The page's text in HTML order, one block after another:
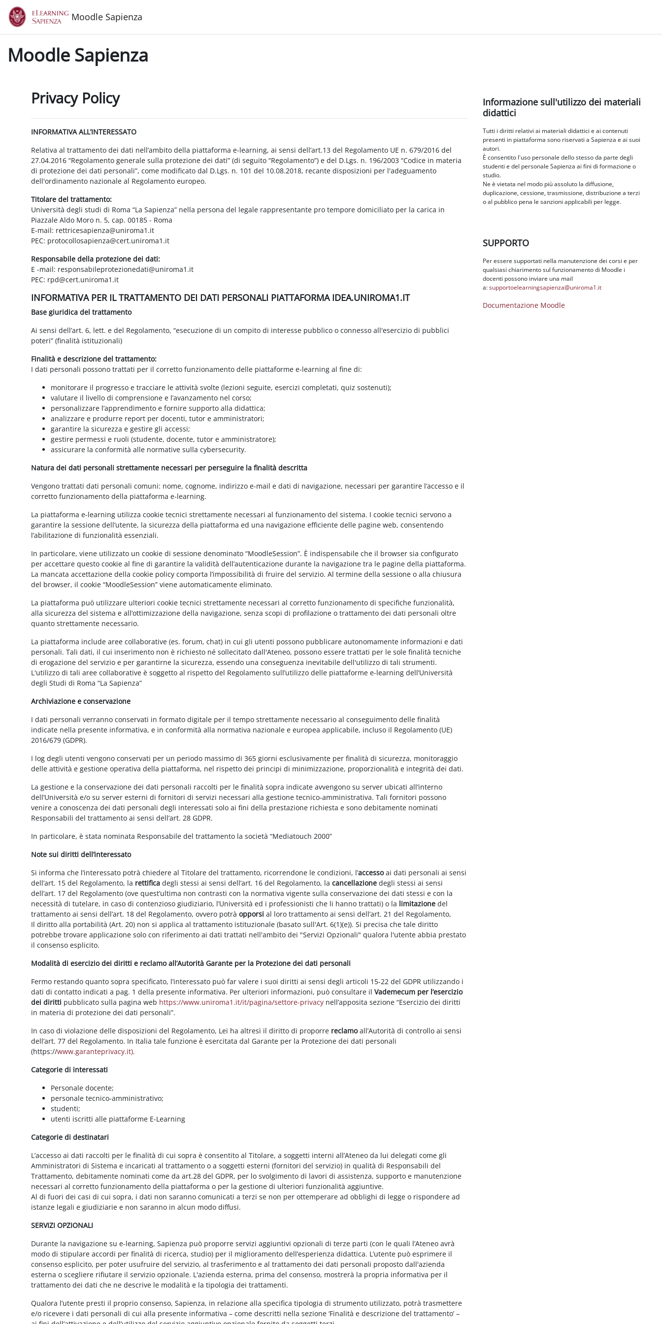
Vai al contenuto principale
Moodle Sapienza
Moodle Sapienza
Privacy Policy
INFORMATIVA ALL’INTERESSATO
Relativa al trattamento dei dati nell’ambito della piattaforma e-learning, ai sensi dell’art.13 del Regolamento UE n. 679/2016 del
27.04.2016 “Regolamento generale sulla protezione dei dati” (di seguito “Regolamento”) e del D.Lgs. n. 196/2003 “Codice in materia
di protezione dei dati personali”, come modificato dal D.Lgs. n. 101 del 10.08.2018, recante disposizioni per l'adeguamento
dell'ordinamento nazionale al Regolamento europeo.
Titolare del trattamento:
Università degli studi di Roma “La Sapienza” nella persona del legale rappresentante pro tempore domiciliato per la carica in
Piazzale Aldo Moro n. 5, cap. 00185 - Roma
E-mail: rettricesapienza@uniroma1.it
PEC: protocollosapienza@cert.uniroma1.it
Responsabile della protezione dei dati:
E -mail: responsabileprotezionedati@uniroma1.it
PEC: rpd@cert.uniroma1.it
INFORMATIVA PER IL TRATTAMENTO DEI DATI PERSONALI PIATTAFORMA IDEA.UNIROMA1.IT
Base giuridica del trattamento
Ai sensi dell’art. 6, lett. e del Regolamento, “esecuzione di un compito di interesse pubblico o connesso all'esercizio di pubblici
poteri” (finalità istituzionali)
Finalità e descrizione del trattamento:
I dati personali possono trattati per il corretto funzionamento delle piattaforme e-learning al fine di:
monitorare il progresso e tracciare le attività svolte (lezioni seguite, esercizi completati, quiz sostenuti);
valutare il livello di comprensione e l’avanzamento nel corso;
personalizzare l’apprendimento e fornire supporto alla didattica;
analizzare e produrre report per docenti, tutor e amministratori;
garantire la sicurezza e gestire gli accessi;
gestire permessi e ruoli (studente, docente, tutor e amministratore);
assicurare la conformità alle normative sulla cybersecurity.
Natura dei dati personali strettamente necessari per perseguire la finalità descritta
Vengono trattati dati personali comuni: nome, cognome, indirizzo e-mail e dati di navigazione, necessari per garantire l’accesso e il
corretto funzionamento della piattaforma e-learning.
La piattaforma e-learning utilizza cookie tecnici strettamente necessari al funzionamento del sistema. I cookie tecnici servono a
garantire la sessione dell’utente, la sicurezza della piattaforma ed una navigazione efficiente delle pagine web, consentendo
l’abilitazione di funzionalità essenziali.
In particolare, viene utilizzato un cookie di sessione denominato “MoodleSession”. È indispensabile che il browser sia configurato
per accettare questo cookie al fine di garantire la validità dell’autenticazione durante la navigazione tra le pagine della piattaforma.
La mancata accettazione della cookie policy comporta l’impossibilità di fruire del servizio. Al termine della sessione o alla chiusura
del browser, il cookie “MoodleSession” viene automaticamente eliminato.
La piattaforma può utilizzare ulteriori cookie tecnici strettamente necessari al corretto funzionamento di specifiche funzionalità,
alla sicurezza del sistema e all’ottimizzazione della navigazione, senza scopi di profilazione o trattamento dei dati personali oltre
quanto strettamente necessario.
La piattaforma include aree collaborative (es. forum, chat) in cui gli utenti possono pubblicare autonomamente informazioni e dati
personali. Tali dati, il cui inserimento non è richiesto né sollecitato dall'Ateneo, possono essere trattati per le sole finalità tecniche
di erogazione del servizio e per garantirne la sicurezza, essendo una conseguenza inevitabile dell'utilizzo di tali strumenti.
L'utilizzo di tali aree collaborative è soggetto al rispetto del Regolamento sull’utilizzo delle piattaforme e-learning dell’Università
degli Studi di Roma “La Sapienza”
Archiviazione e conservazione
I dati personali verranno conservati in formato digitale per il tempo strettamente necessario al conseguimento delle finalità
indicate nella presente informativa, e in conformità alla normativa nazionale e europea applicabile, incluso il Regolamento (UE)
2016/679 (GDPR).
I log degli utenti vengono conservati per un periodo massimo di 365 giorni esclusivamente per finalità di sicurezza, monitoraggio
delle attività e gestione operativa della piattaforma, nel rispetto dei principi di minimizzazione, proporzionalità e integrità dei dati.
La gestione e la conservazione dei dati personali raccolti per le finalità sopra indicate avvengono su server ubicati all’interno
dell’Università e/o su server esterni di fornitori di servizi necessari alla gestione tecnico-amministrativa. Tali fornitori possono
venire a conoscenza dei dati personali degli interessati solo ai fini della prestazione richiesta e sono debitamente nominati
Responsabili del trattamento ai sensi dell’art. 28 GDPR.
In particolare, è stata nominata Responsabile del trattamento la società “Mediatouch 2000”
Note sui diritti dell’interessato
Si informa che l’interessato potrà chiedere al Titolare del trattamento, ricorrendone le condizioni, l’accessoai dati personali ai sensi
dell’art. 15 del Regolamento, la rettificadegli stessi ai sensi dell’art. 16 del Regolamento, lacancellazione degli stessi ai sensi
dell’art. 17 del Regolamento (ove quest’ultima non contrasti con la normativa vigente sulla conservazione dei dati stessi e con la
necessità di tutelare, in caso di contenzioso giudiziario, l’Università ed i professionisti che li hanno trattati) o la limitazione del
trattamento ai sensi dell’art. 18 del Regolamento, ovvero potràopporsi al loro trattamento ai sensi dell’art. 21 del Regolamento,
Il diritto alla portabilità (Art. 20) non si applica al trattamento istituzionale (basato sull'Art. 6(1)(e)). Si precisa che tale diritto
potrebbe trovare applicazione solo con riferimento ai dati trattati nell'ambito dei "Servizi Opzionali" qualora l'utente abbia prestato
il consenso esplicito.
Modalità di esercizio dei diritti e reclamo all’Autorità Garante per la Protezione dei dati personali
Fermo restando quanto sopra specificato, l’interessato può far valere i suoi diritti ai sensi degli articoli 15-22 del GDPR utilizzando i
dati di contatto indicati a pag. 1 della presente informativa. Per ulteriori informazioni, può consultare ilVademecum per l’esercizio
dei diritti pubblicato sulla pagina web https://www.uniroma1.it/it/pagina/settore-privacy nell’apposita sezione “Esercizio dei diritti
in materia di protezione dei dati personali”.
In caso di violazione delle disposizioni del Regolamento, Lei ha altresì il diritto di proporre reclamoall’Autorità di controllo ai sensi
dell’art. 77 del Regolamento. In Italia tale funzione è esercitata dal Garante per la Protezione dei dati personali
(https://www.garanteprivacy.it).
Categorie di interessati
Personale docente;
personale tecnico-amministrativo;
studenti;
utenti iscritti alle piattaforme E-Learning
Categorie di destinatari
L’accesso ai dati raccolti per le finalità di cui sopra è consentito al Titolare, a soggetti interni all’Ateneo da lui delegati come gli
Amministratori di Sistema e incaricati al trattamento o a soggetti esterni (fornitori del servizio) in qualità di Responsabili del
Trattamento, debitamente nominati come da art.28 del GDPR, per lo svolgimento di lavori di assistenza, supporto e manutenzione
necessari al corretto funzionamento della piattaforma o per la gestione di ulteriori funzionalità aggiuntive.
Al di fuori dei casi di cui sopra, i dati non saranno comunicati a terzi se non per ottemperare ad obblighi di legge o rispondere ad
istanze legali e giudiziarie e non saranno in alcun modo diffusi.
SERVIZI OPZIONALI
Durante la navigazione su e-learning, Sapienza può proporre servizi aggiuntivi opzionali di terze parti (con le quali l’Ateneo avrà
modo di stipulare accordi per finalità di ricerca, studio) per il miglioramento dell’esperienza didattica. L’utente può esprimere il
consenso esplicito, per poter usufruire del servizio, al trasferimento e al trattamento dei dati personali proposto dall'azienda
esterna o scegliere rifiutare il servizio opzionale. L'azienda esterna, prima del consenso, mostrerà la propria informativa per il
trattamento dei dati che ne descrive le modalità e la tipologia dei trattamenti.
Qualora l’utente presti il proprio consenso, Sapienza, in relazione alla specifica tipologia di strumento utilizzato, potrà trasmettere
e/o ricevere i dati personali di cui alla presente informativa – come descritti nella sezione ‘Finalità e descrizione del trattamento’ –
Blocchi
Informazione sull'utilizzo dei materiali
didattici
Tutti i diritti relativi ai materiali didattici e ai contenuti
presenti in piattaforma sono riservati a Sapienza e ai suoi
autori.
È consentito l'uso personale dello stesso da parte degli
studenti e del personale Sapienza ai fini di formazione o
studio.
Ne è vietata nel modo più assoluto la diffusione,
duplicazione, cessione, trasmissione, distribuzione a terzi
o al pubblico pena le sanzioni applicabili per legge.
SUPPORTO
Per essere supportati nella manutenzione dei corsi e per
qualsiasi chiarimento sul funzionamento di Moodle i
docenti possono inviare una mail
a:supportoelearningsapienza@uniroma1.it
Documentazione Moodle